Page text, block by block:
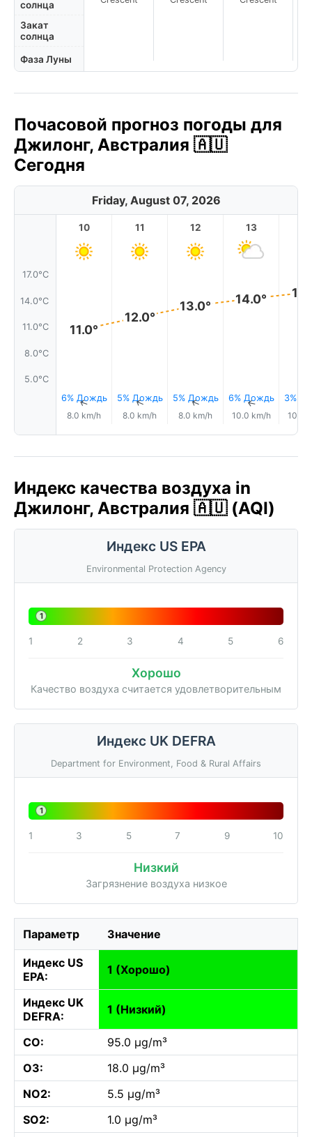
солнца
Закат
солнца
Фаза Луны
Почасовой прогноз погоды для
Джилонг, Австралия 🇦🇺
Сегодня
Friday, August 07, 2026
17.0°C
14.0°C
11.0°C
8.0°C
5.0°C
10
11.0°
6% Дождь
↑
8.0 km/h
11
12.0°
5% Дождь
↑
8.0 km/h
12
13.0°
5% Дождь
↑
8.0 km/h
13
14.0°
6% Дождь
↑
10.0 km/h
3%
10.0
Индекс качества воздуха in
Джилонг, Австралия 🇦🇺 (AQI)
Индекс US EPA
Environmental Protection Agency
1
1 2 3 4 5 6
Хорошо
Качество воздуха считается удовлетворительным
Индекс UK DEFRA
Department for Environment, Food & Rural Affairs
1
1 3 5 7 9 10
Низкий
Загрязнение воздуха низкое
Параметр Значение
Индекс US
EPA:
1 (Хорошо)
Индекс UK
DEFRA:
1 (Низкий)
CO:
95.0 µg/m³
O3:
18.0 µg/m³
NO2:
5.5 µg/m³
SO2:
1.0 µg/m³